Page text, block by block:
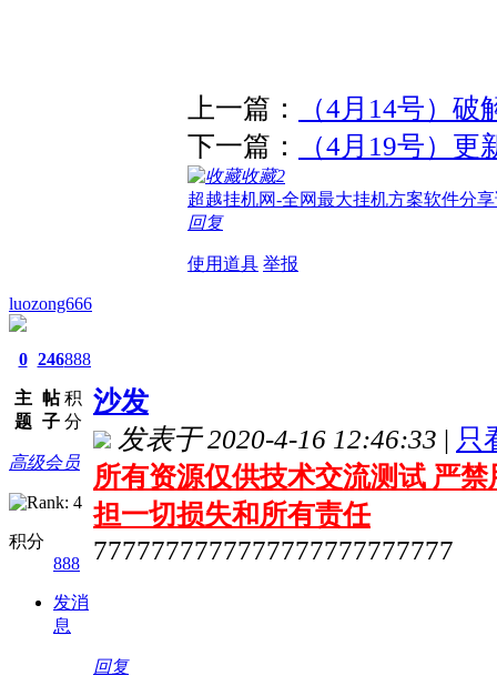
上一篇：
（4月14号）
下一篇：
（4月19号）
收藏2
超越挂机网-全网最大挂机方案软件分
回复
使用道具 举报
luozong666
0
主
题
246
帖
子
888
积
分
高级会员
积分
888
发消
息
沙发
发表于 2020-4-16 12:46:33 | 只
所有资源仅供技术交流测试 严
担一切损失和所有责任
7777777777777777777777777
回复